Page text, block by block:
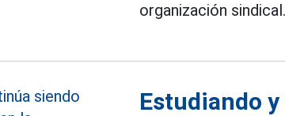
organización sindical.
Estudiando